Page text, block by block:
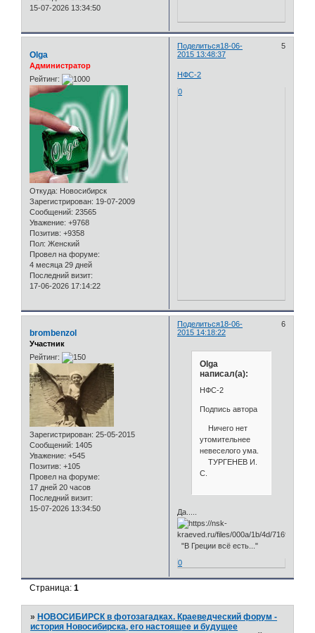
15-07-2026 13:34:50
Поделиться 5
18-06-
2015 13:48:37
Olga
Администратор
Рейтинг:
Откуда: Новосибирск
Зарегистрирован: 19-07-2009
Сообщений: 23565
Уважение: +9768
Позитив: +9358
Пол: Женский
Провел на форуме:
4 месяца 29 дней
Последний визит:
17-06-2026 17:14:22
НФС-2
0
Поделиться 6
18-06-
2015 14:18:22
brombenzol
Участник
Рейтинг:
Зарегистрирован: 25-05-2015
Сообщений: 1405
Уважение: +545
Позитив: +105
Провел на форуме:
17 дней 20 часов
Последний визит:
15-07-2026 13:34:50
Olga
написал(а):
НФС-2
Подпись автора
Ничего нет
утомительнее
невеселого ума.
ТУРГЕНЕВ И.
С.
Да.....
"В Греции всё есть..."
0
Страница:1
» НОВОСИБИРСК в фотозагадках. Краеведческий форум -
история Новосибирска, его настоящее и будущее